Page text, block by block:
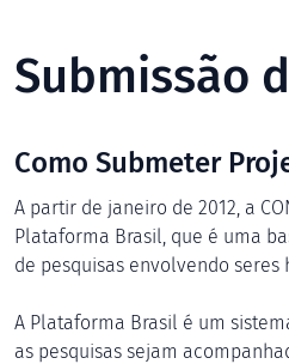
Submissão
Como Submeter
A partir de janeiro de 2012, a
Plataforma Brasil, que é uma
de pesquisas envolvendo seres
A Plataforma Brasil é um
as pesquisas sejam